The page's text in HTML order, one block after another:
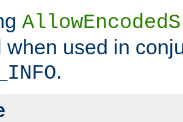
when used in
.